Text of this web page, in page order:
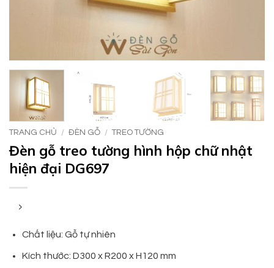
TRANG CHỦ / ĐÈN GỖ / TREO TƯỜNG
Đèn gỗ treo tường hình hộp chữ nhật
hiện đại DG697
Chất liệu: Gỗ tự nhiên
Kích thước: D300 x R200 x H120 mm